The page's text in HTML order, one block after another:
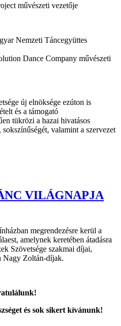
művészeti vezetője
Nemzeti Táncegyüttes
Dance Company művészeti
új elnöksége ezúton is
és a támogató
tükrözi a hazai hivatásos
valamint a szervezet
VILÁGNAPJA
megrendezésre kerül a
amelynek keretében átadásra
Szövetsége szakmai díjai,
Nagy Zoltán-díjak.
és sok sikert kívánunk!